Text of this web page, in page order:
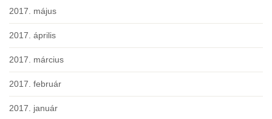
2017. május
2017. április
2017. március
2017. február
2017. január